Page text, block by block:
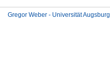
Gregor Weber - Universität Augsburg